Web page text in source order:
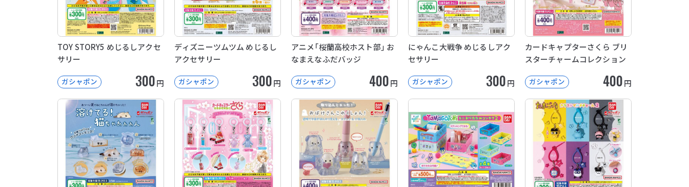
TOY STORY5 めじるしアクセ
サリー
ガシャポン 300円
ディズニーツムツム めじるし
アクセサリー
ガシャポン 300円
アニメ「桜蘭高校ホスト部」 お
なまえなふだバッジ
ガシャポン 400円
にゃんこ大戦争 めじるしアク
セサリー
ガシャポン 300円
カードキャプターさくら ブリ
スターチャームコレクション
ガシャポン 400円